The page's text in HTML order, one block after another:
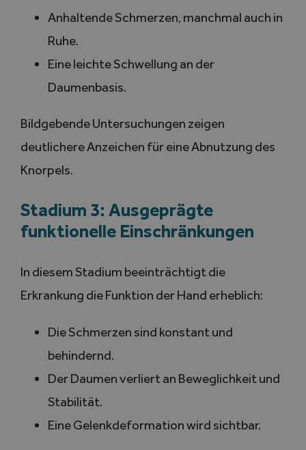
Anhaltende Schmerzen, manchmal auch in
Ruhe.
Eine leichte Schwellung an der
Daumenbasis.
Bildgebende Untersuchungen zeigen
deutlichere Anzeichen für eine Abnutzung des
Knorpels.
Stadium 3: Ausgeprägte
funktionelle Einschränkungen
In diesem Stadium beeinträchtigt die
Erkrankung die Funktion der Hand erheblich:
Die Schmerzen sind konstant und
behindernd.
Der Daumen verliert an Beweglichkeit und
Stabilität.
Eine Gelenkdeformation wird sichtbar.